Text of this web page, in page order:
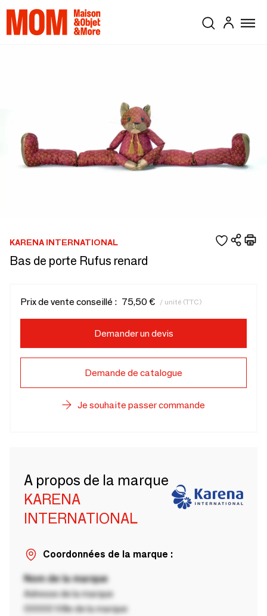
KARENA INTERNATIONAL
Bas de porte Rufus renard
Prix de vente conseillé : 75,50 € / unité (TTC)
Demander un devis
Demande de catalogue
Je souhaite passer commande
A propos de la marque
KARENA
INTERNATIONAL
Coordonnées de la marque :
Nom de la marque
Adresse de la marque
00000 Ville de la marque